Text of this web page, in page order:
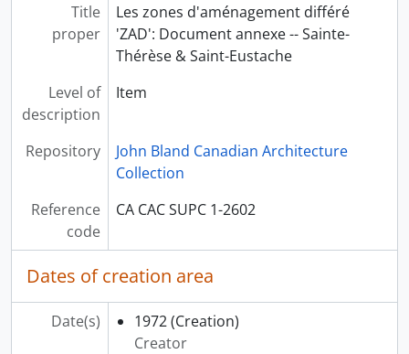
Title
proper
Les zones d'aménagement différé
'ZAD': Document annexe -- Sainte-
Thérèse & Saint-Eustache
Level of
description
Item
Repository
John Bland Canadian Architecture
Collection
Reference
code
CA CAC SUPC 1-2602
Dates of creation area
Date(s) 1972 (Creation)
Creator